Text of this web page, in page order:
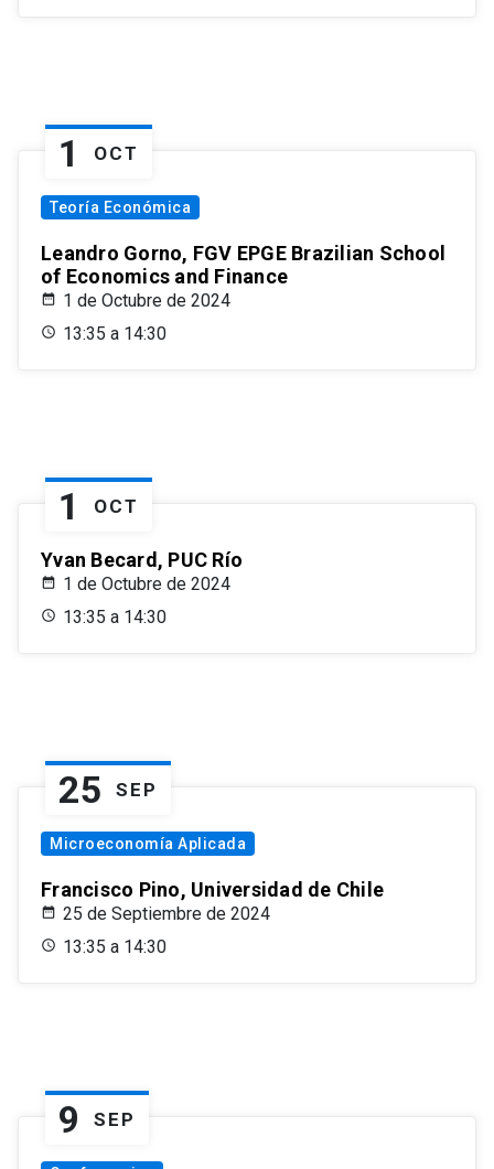
1 OCT
Teoría Económica
Leandro Gorno, FGV EPGE Brazilian School
of Economics and Finance
1 de Octubre de 2024
13:35 a 14:30
1 OCT
Yvan Becard, PUC Río
1 de Octubre de 2024
13:35 a 14:30
25 SEP
Microeconomía Aplicada
Francisco Pino, Universidad de Chile
25 de Septiembre de 2024
13:35 a 14:30
9 SEP